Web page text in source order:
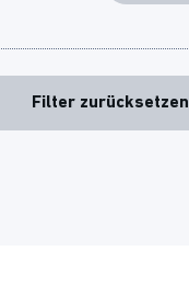
Filter zurücksetzen